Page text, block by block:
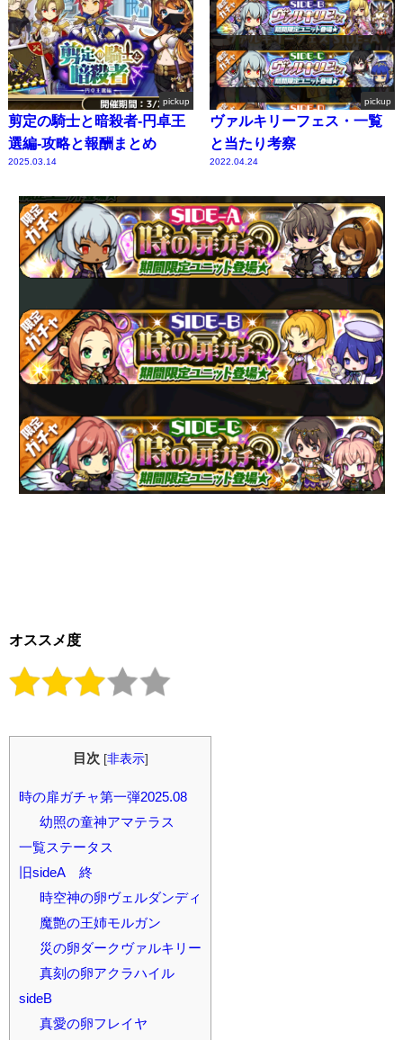
pickup
剪定の騎士と暗殺者-円卓王
選編-攻略と報酬まとめ
2025.03.14
pickup
ヴァルキリーフェス・一覧
と当たり考察
2022.04.24
オススメ度
目次 [非表示]
時の扉ガチャ第一弾2025.08
幼照の童神アマテラス
一覧ステータス
旧sideA 終
時空神の卵ヴェルダンディ
魔艶の王姉モルガン
災の卵ダークヴァルキリー
真刻の卵アクラハイル
sideB
真愛の卵フレイヤ